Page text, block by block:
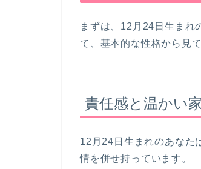
まずは、12月24日生まれ
て、基本的な性格から見
責任感と温かい
12月24日生まれのあなた
情を併せ持っています。